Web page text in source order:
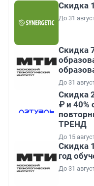
Скидка
До 31
Скидка
До 31
Скидка
₽ и 40%
ТРЕНД
До 15
Скидка
год
До 31